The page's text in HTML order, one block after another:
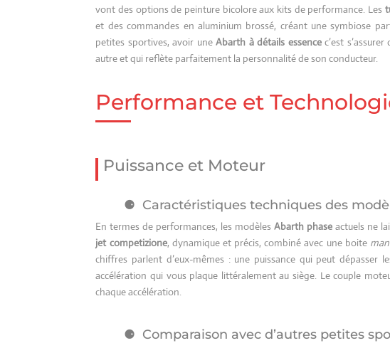
vont des options de peinture bicolore aux kits de performance. Les
et des commandes en aluminium brossé, créant une symbiose
petites sportives, avoir uneAbarth à détails essencec’est
autre et qui reflète parfaitement la personnalité de son conducteur.
Performance et
Puissance et Moteur
Caractéristiques techniques des
En termes de performances, les modèlesAbarth phase actuels ne
jet competizione, dynamique et précis, combiné avec une boite
chiffres parlent d’eux-mêmes : une puissance qui peut dépasser
accélération qui vous plaque littéralement au siège. Le couple
chaque accélération.
Comparaison avec d’autres petites